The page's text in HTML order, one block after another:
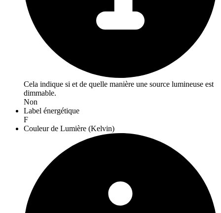
Cela indique si et de quelle manière une source lumineuse est
dimmable.
Non
Label énergétique
F
Couleur de Lumière (Kelvin)